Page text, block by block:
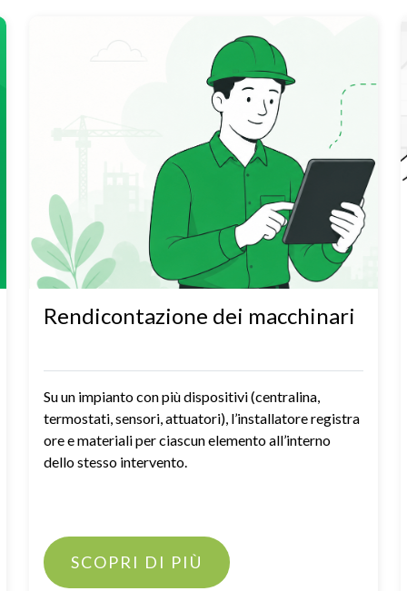
Rendicontazione dei macchinari
Su un impianto con più dispositivi (centralina,
termostati, sensori, attuatori), l’installatore registra
ore e materiali per ciascun elemento all’interno
dello stesso intervento.
SCOPRI DI PIÙ